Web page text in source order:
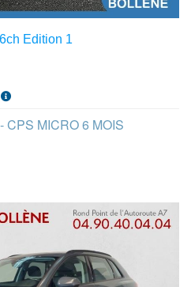
Edition 1
CPS MICRO 6 MOIS